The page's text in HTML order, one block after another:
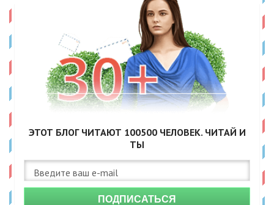
ЭТОТ БЛОГ ЧИТАЮТ 100500ЧЕЛОВЕК. ЧИТАЙ И
ТЫ
ПОДПИСАТЬСЯ